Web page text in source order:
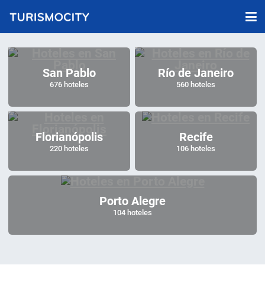
San Pablo
676 hoteles
Río de Janeiro
560 hoteles
Florianópolis
220 hoteles
Recife
106 hoteles
Porto Alegre
104 hoteles